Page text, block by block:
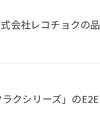
会社レコチョクの品
クシリーズ」のE2E